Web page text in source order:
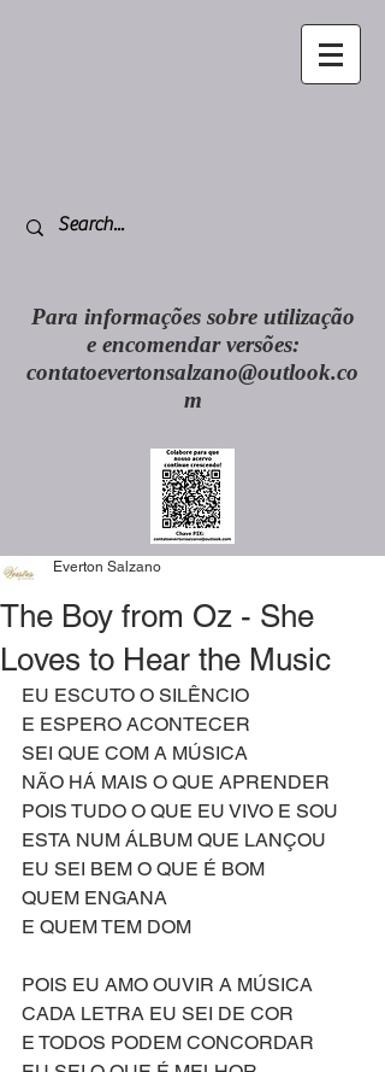
Para informações sobre utilização
e encomendar versões:
contatoevertonsalzano@outlook.co
m
The Boy from Oz - She
Loves to Hear the Music
Everton Salzano
EU ESCUTO O SILÊNCIO
E ESPERO ACONTECER
SEI QUE COM A MÚSICA
NÃO HÁ MAIS O QUE APRENDER
POIS TUDO O QUE EU VIVO E SOU
ESTA NUM ÁLBUM QUE LANÇOU
EU SEI BEM O QUE É BOM
QUEM ENGANA
E QUEM TEM DOM
POIS EU AMO OUVIR A MÚSICA
CADA LETRA EU SEI DE COR
E TODOS PODEM CONCORDAR